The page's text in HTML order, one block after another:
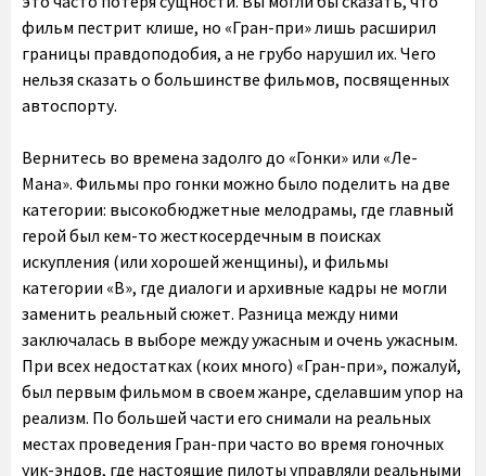
фильм пестрит клише, но «Гран-при» лишь расширил
границы правдоподобия, а не грубо нарушил их. Чего
нельзя сказать о большинстве фильмов, посвященных
автоспорту.
Вернитесь во времена задолго до «Гонки» или «Ле-
Мана». Фильмы про гонки можно было поделить на две
категории: высокобюджетные мелодрамы, где главный
герой был кем-то жесткосердечным в поисках
искупления (или хорошей женщины), и фильмы
категории «В», где диалоги и архивные кадры не могли
заменить реальный сюжет. Разница между ними
заключалась в выборе между ужасным и очень ужасным.
При всех недостатках (коих много) «Гран-при», пожалуй,
был первым фильмом в своем жанре, сделавшим упор на
реализм. По большей части его снимали на реальных
местах проведения Гран-при часто во время гоночных
уик-эндов, где настоящие пилоты управляли реальными